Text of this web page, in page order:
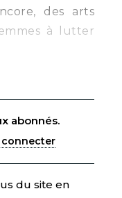
des arts
à lutter
abonnés.
connecter
du site en